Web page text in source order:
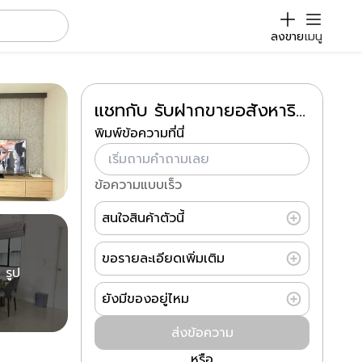
ลงขายเมนู
ป
แชทกับ รับฝากขายอสังหาริมทรัพย์ ปอ ช่อผกา ลาดพร้าว สุขุมวิท บางกะปิ ห้วยขวาง
พิมพ์ข้อความที่นี่
ข้อความแบบเร็ว
สนใจสินค้าตัวนี้
ขอรายละเอียดเพิ่มเติม
ยังมีของอยู่ไหม
ส่งข้อความ